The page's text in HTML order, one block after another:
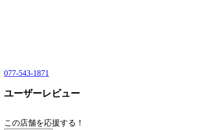
077-543-1871
ユーザーレビュー
この店舗を応援する！